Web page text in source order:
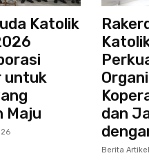
Katolik
untuk
Maju
dan
Berita Artikel